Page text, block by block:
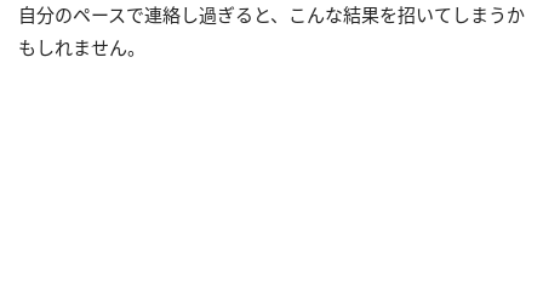
自分のペースで連絡し過ぎると、こんな結果を招いてしまうか
もしれません。